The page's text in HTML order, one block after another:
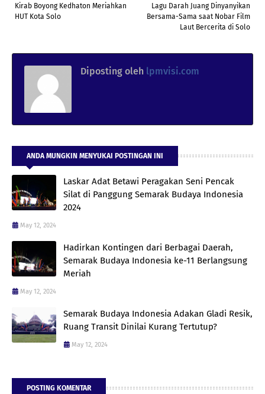
Lagu Darah Juang Dinyanyikan
Bersama-Sama saat Nobar Film
Laut Bercerita di Solo
Kirab Boyong Kedhaton Meriahkan
HUT Kota Solo
Diposting oleh lpmvisi.com
ANDA MUNGKIN MENYUKAI POSTINGAN INI
Laskar Adat Betawi Peragakan Seni Pencak
Silat di Panggung Semarak Budaya Indonesia
2024
May 12, 2024
Hadirkan Kontingen dari Berbagai Daerah,
Semarak Budaya Indonesia ke-11 Berlangsung
Meriah
May 12, 2024
Semarak Budaya Indonesia Adakan Gladi Resik,
Ruang Transit Dinilai Kurang Tertutup?
May 12, 2024
POSTING KOMENTAR